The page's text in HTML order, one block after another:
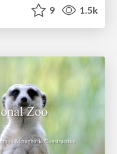
9 1.5k